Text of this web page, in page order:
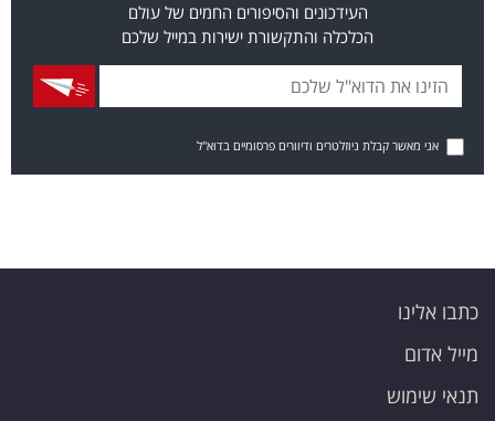
העידכונים והסיפורים החמים של עולם
הכלכלה והתקשורת ישירות במייל שלכם
אני מאשר קבלת ניוזלטרים ודיוורים פרסומיים בדוא"ל
כתבו אלינו
מייל אדום
תנאי שימוש